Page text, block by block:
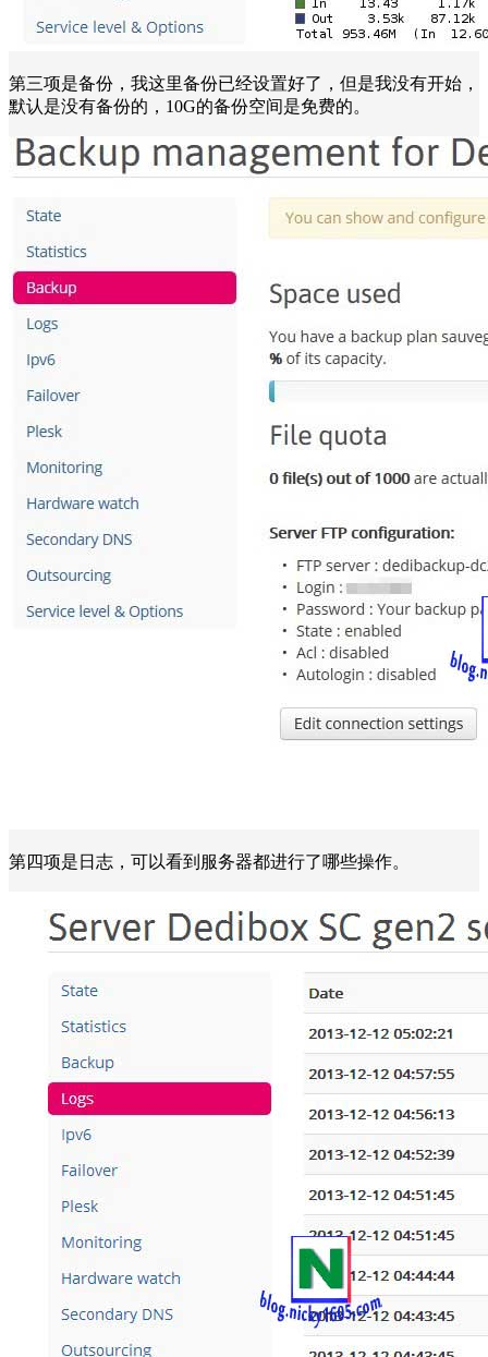
第三项是备份，我这里备份已经设置好了，但是我没有开始，
默认是没有备份的，10G的备份空间是免费的。
第四项是日志，可以看到服务器都进行了哪些操作。